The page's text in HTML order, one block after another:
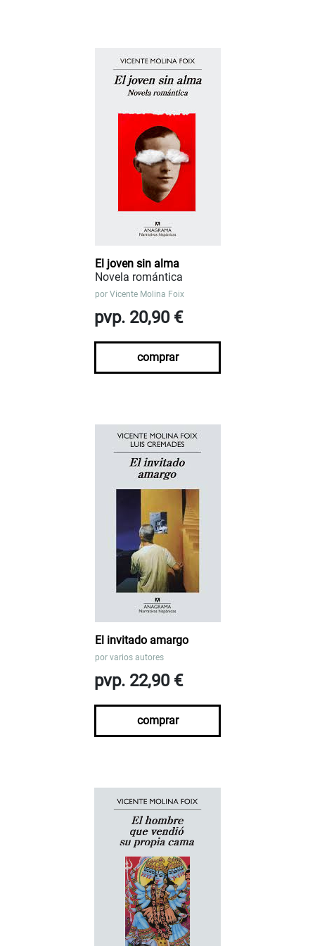
El joven sin alma
Novela romántica
por Vicente Molina Foix
pvp. 20,90 €
comprar
El invitado amargo
por varios autores
pvp. 22,90 €
comprar